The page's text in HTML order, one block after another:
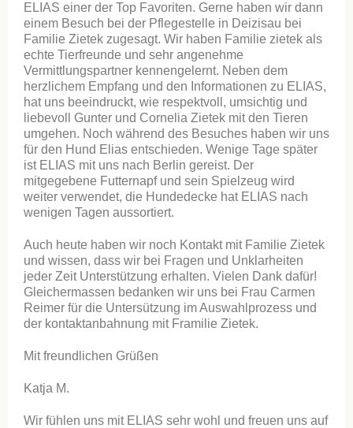
ELIAS einer der Top Favoriten. Gerne haben wir dann
einem Besuch bei der Pflegestelle in Deizisau bei
Familie Zietek zugesagt. Wir haben Familie zietek als
echte Tierfreunde und sehr angenehme
Vermittlungspartner kennengelernt. Neben dem
herzlichem Empfang und den Informationen zu ELIAS,
hat uns beeindruckt, wie respektvoll, umsichtig und
liebevoll Gunter und Cornelia Zietek mit den Tieren
umgehen. Noch während des Besuches haben wir uns
für den Hund Elias entschieden. Wenige Tage später
ist ELIAS mit uns nach Berlin gereist. Der
mitgegebene Futternapf und sein Spielzeug wird
weiter verwendet, die Hundedecke hat ELIAS nach
wenigen Tagen aussortiert.
Auch heute haben wir noch Kontakt mit Familie Zietek
und wissen, dass wir bei Fragen und Unklarheiten
jeder Zeit Unterstützung erhalten. Vielen Dank dafür!
Gleichermassen bedanken wir uns bei Frau Carmen
Reimer für die Untersützung im Auswahlprozess und
der kontaktanbahnung mit Framilie Zietek.
Mit freundlichen Grüßen
Katja M.
Wir fühlen uns mit ELIAS sehr wohl und freuen uns auf